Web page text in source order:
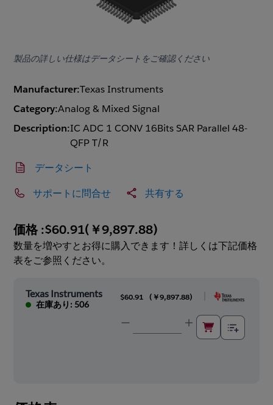
製品の詳しい仕様はデータシートをご確認ください
Manufacturer:Texas Instruments
Category:Analog & Mixed Signal
Description:IC ADC 1 CONV 16Bits SAR Parallel 48-
QFP T/R
データシート
サポートに問合せ 共有する
価格 :$60.91(￥9,897.88)
数量を増やすとお得に購入できます！詳しくは下記価格
表をご参照ください。
Texas Instruments
在庫あり: 506
$60.91 ( ￥9,897.88)